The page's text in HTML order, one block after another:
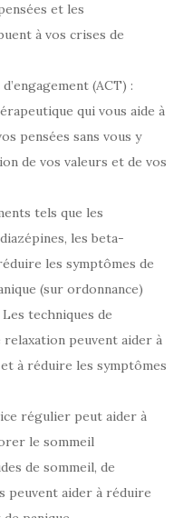
et les
à vos crises de
(ACT) :
qui vous aide à
pensées sans vous y
de vos valeurs et de vos
tels que les
les beta-
les symptômes de
(sur ordonnance)
techniques de
peuvent aider à
à réduire les symptômes
régulier peut aider à
le sommeil
de sommeil, de
peuvent aider à réduire